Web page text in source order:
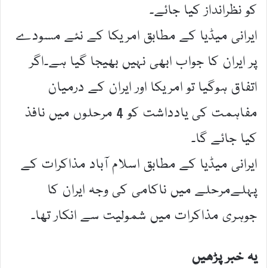
کو نظرانداز کیا جائے۔
ایرانی میڈیا کے مطابق امریکا کے نئے مسودے
پر ایران کا جواب ابھی نہیں بھیجا گیا ہے۔اگر
اتفاق ہوگیا تو امریکا اور ایران کے درمیان
مفاہمت کی یادداشت کو 4 مرحلوں میں نافذ
کیا جائے گا۔
ایرانی میڈیا کے مطابق اسلام آباد مذاکرات کے
پہلےمرحلے میں ناکامی کی وجہ ایران کا
جوہری مذاکرات میں شمولیت سے انکار تھا۔
یہ خبر پڑھیں